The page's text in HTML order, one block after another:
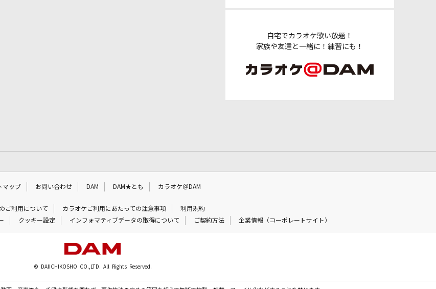
自宅でカラオケ歌い放題！
家族や友達と一緒に！練習にも！
マップ お問い合わせ DAM DAM★とも カラオケ＠DAM
ご利用について カラオケご利用にあたっての注意事項
利用規約
クッキー設定 インフォマティブデータの取得について ご契約方法 企業情報（コーポレートサイト）
© DAIICHIKOSHO CO.,LTD. All Rights Reserved.